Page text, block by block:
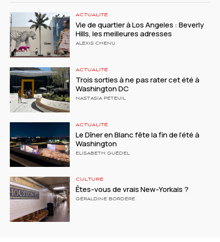
ACTUALITÉ
Vie de quartier à Los Angeles : Beverly
Hills, les meilleures adresses
ALEXIS CHENU
ACTUALITÉ
Trois sorties à ne pas rater cet été à
Washington DC
NASTASIA PETEUIL
ACTUALITÉ
Le Dîner en Blanc fête la fin de l’été à
Washington
ELISABETH GUÉDEL
CULTURE
Êtes-vous de vrais New-Yorkais ?
GÉRALDINE BORDÈRE